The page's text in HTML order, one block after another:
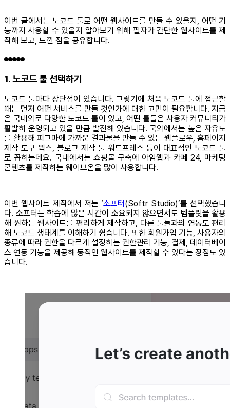
이번 글에서는 노코드 툴로 어떤 웹사이트를 만들 수 있을지, 어떤 기
능까지 사용할 수 있을지 알아보기 위해 필자가 간단한 웹사이트를 제
작해 보고, 느낀 점을 공유합니다.
1. 노코드 툴 선택하기
노코드 툴마다 장단점이 있습니다. 그렇기에 처음 노코드 툴에 접근할
때는 먼저 어떤 서비스를 만들 것인가에 대한 고민이 필요합니다. 지금
은 국내외로 다양한 노코드 툴이 있고, 어떤 툴들은 사용자 커뮤니티가
활발히 운영되고 있을 만큼 발전해 있습니다. 국외에서는 높은 자유도
를 활용해 피그마에 가까운 결과물을 만들 수 있는 웹플로우, 홈페이지
제작 도구 윅스, 블로그 제작 툴 워드프레스 등이 대표적인 노코드 툴
로 꼽히는데요. 국내에서는 쇼핑몰 구축에 아임웹과 카페 24, 마케팅
콘텐츠를 제작하는 웨이브온을 많이 사용합니다.
이번 웹사이트 제작에서 저는 ‘소프터 (Softr Studio)’를 선택했습니
다. 소프터는 학습에 많은 시간이 소요되지 않으면서도 템플릿을 활용
해 원하는 웹사이트를 편리하게 제작하고, 다른 툴들과의 연동도 편리
해 노코드 생태계를 이해하기 쉽습니다. 또한 회원가입 기능, 사용자의
종류에 따라 권한을 다르게 설정하는 권한관리 기능, 결제, 데이터베이
스 연동 기능을 제공해 동적인 웹사이트를 제작할 수 있다는 장점도 있
습니다.